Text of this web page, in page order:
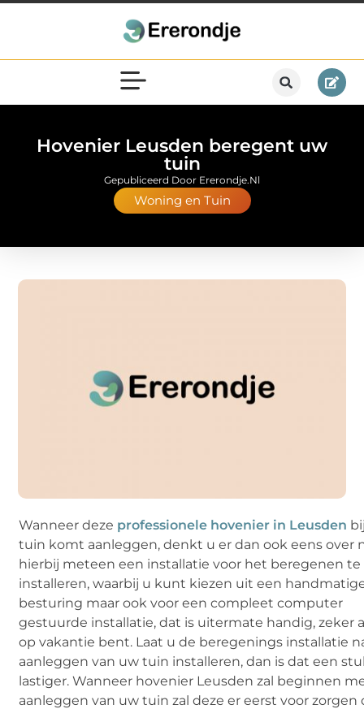
Hovenier Leusden beregent uw
tuin
Woning en Tuin
Gepubliceerd Door Ererondje.nl
Wanneer deze professionele hovenier in Leusden
tuin komt aanleggen, denkt u er dan ook eens over
hierbij meteen een installatie voor het beregenen
installeren, waarbij u kunt kiezen uit een
besturing maar ook voor een compleet computer
gestuurde installatie, dat is uitermate handig, zeker
op vakantie bent. Laat u de beregenings installatie
aanleggen van uw tuin installeren, dan is dat een
lastiger. Wanneer hovenier Leusden zal beginnen
aanleggen van uw tuin zal deze er eerst voor zorgen